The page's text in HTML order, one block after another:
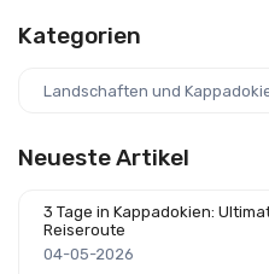
Kategorien
Landschaften und
Neueste Artikel
3 Tage in Kappadokien:
Reiseroute
04-05-2026